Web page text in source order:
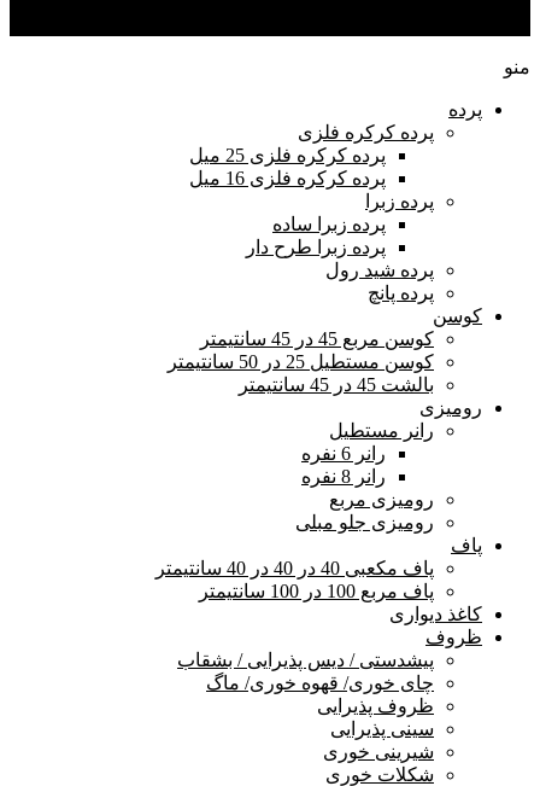
منو
پرده
پرده کرکره فلزی
پرده کرکره فلزی 25 میل
پرده کرکره فلزی 16 میل
پرده زبرا
پرده زبرا ساده
پرده زبرا طرح دار
پرده شید رول
پرده پانچ
کوسن
کوسن مربع 45 در 45 سانتیمتر
کوسن مستطیل 25 در 50 سانتیمتر
بالشت 45 در 45 سانتیمتر
رومیزی
رانر مستطیل
رانر 6 نفره
رانر 8 نفره
رومیزی مربع
رومیزی جلو مبلی
پاف
پاف مکعبی 40 در 40 در 40 سانتیمتر
پاف مربع 100 در 100 سانتیمتر
کاغذ دیواری
ظروف
پیشدستی / دیس پذیرایی / بشقاب
چای خوری/ قهوه خوری/ ماگ
ظروف پذیرایی
سینی پذیرایی
شیرینی خوری
شکلات خوری